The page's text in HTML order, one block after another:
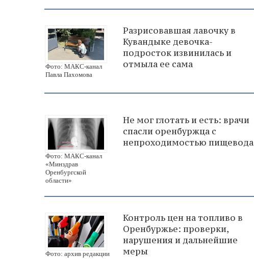
Фото: МАКС-канал
Павла Пахомова
Разрисовавшая лавочку в
Кувандыке девочка-
подросток извинилась и
отмыла ее сама
Фото: МАКС-канал
«Минздрав
Оренбургской
области»
Не мог глотать и есть: врачи
спасли оренбуржца с
непроходимостью пищевода
Фото: архив редакции
Контроль цен на топливо в
Оренбуржье: проверки,
нарушения и дальнейшие
меры